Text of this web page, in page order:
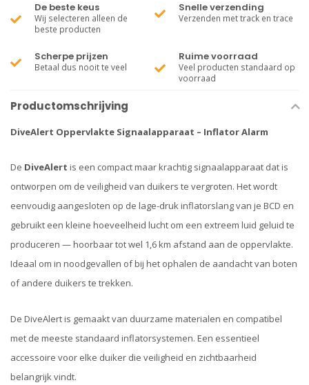
De beste keus
Wij selecteren alleen de
beste producten
Snelle verzending
Verzenden met track en trace
Scherpe prijzen
Betaal dus nooit te veel
Ruime voorraad
Veel producten standaard op
voorraad
Productomschrijving
DiveAlert Oppervlakte Signaalapparaat – Inflator Alarm
De DiveAlert is een compact maar krachtig signaalapparaat dat is
ontworpen om de veiligheid van duikers te vergroten. Het wordt
eenvoudig aangesloten op de lage-druk inflatorslang van je BCD en
gebruikt een kleine hoeveelheid lucht om een extreem luid geluid te
produceren — hoorbaar tot wel 1,6 km afstand aan de oppervlakte.
Ideaal om in noodgevallen of bij het ophalen de aandacht van boten
of andere duikers te trekken.
De DiveAlert is gemaakt van duurzame materialen en compatibel
met de meeste standaard inflatorsystemen. Een essentieel
accessoire voor elke duiker die veiligheid en zichtbaarheid
belangrijk vindt.